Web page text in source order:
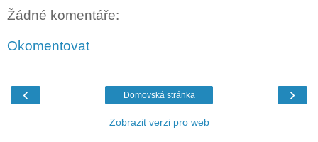
Žádné komentáře:
Okomentovat
‹ ›
Domovská stránka
Zobrazit verzi pro web